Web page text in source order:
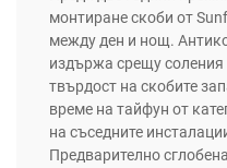
монтиране скоби от
между ден и нощ.
издържа срещу соления
твърдост на скобите
време на тайфун от
на съседните
Предварително